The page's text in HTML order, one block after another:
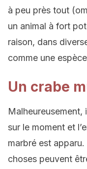
à peu près tout
un animal à fort
raison, dans
comme une
Un crabe
Malheureusement,
sur le moment et
marbré est
choses peuvent